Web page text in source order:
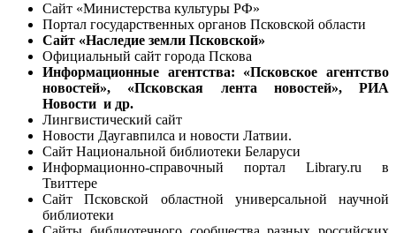
Сайт «Министерства культуры РФ»
Портал государственных органов Псковской области
Сайт «Наследие земли Псковской»
Официальный сайт города Пскова
Информационные агентства: «Псковское агентство
новостей», «Псковская лента новостей», РИА
Новости и др.
Лингвистический сайт
Новости Даугавпилса и новости Латвии.
Сайт Национальной библиотеки Беларуси
Информационно-справочный портал Library.ru в
Твиттере
Сайт Псковской областной универсальной научной
библиотеки